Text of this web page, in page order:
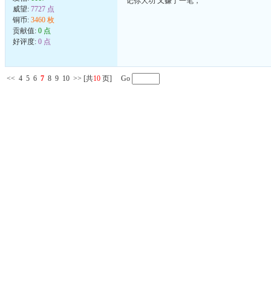
威望: 7727 点
铜币: 3460 枚
贡献值: 0 点
好评度: 0 点
<< 4 5 6 7 8 9 10 >> [共10 页] Go